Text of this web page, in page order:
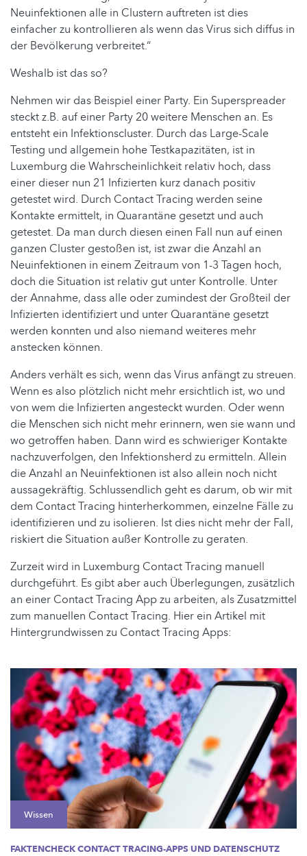
Neuinfektionen alle in Clustern auftreten ist dies
einfacher zu kontrollieren als wenn das Virus sich diffus in
der Bevölkerung verbreitet.“
Weshalb ist das so?
Nehmen wir das Beispiel einer Party. Ein Superspreader
steckt z.B. auf einer Party 20 weitere Menschen an. Es
entsteht ein Infektionscluster. Durch das Large-Scale
Testing und allgemein hohe Testkapazitäten, ist in
Luxemburg die Wahrscheinlichkeit relativ hoch, dass
einer dieser nun 21 Infizierten kurz danach positiv
getestet wird. Durch Contact Tracing werden seine
Kontakte ermittelt, in Quarantäne gesetzt und auch
getestet. Da man durch diesen einen Fall nun auf einen
ganzen Cluster gestoßen ist, ist zwar die Anzahl an
Neuinfektionen in einem Zeitraum von 1-3 Tagen hoch,
doch die Situation ist relativ gut unter Kontrolle. Unter
der Annahme, dass alle oder zumindest der Großteil der
Infizierten identifiziert und unter Quarantäne gesetzt
werden konnten und also niemand weiteres mehr
anstecken können.
Anders verhält es sich, wenn das Virus anfängt zu streuen.
Wenn es also plötzlich nicht mehr ersichtlich ist, wo und
von wem die Infizierten angesteckt wurden. Oder wenn
die Menschen sich nicht mehr erinnern, wen sie wann und
wo getroffen haben. Dann wird es schwieriger Kontakte
nachzuverfolgen, den Infektionsherd zu ermitteln. Allein
die Anzahl an Neuinfektionen ist also allein noch nicht
aussagekräftig. Schlussendlich geht es darum, ob wir mit
dem Contact Tracing hinterherkommen, einzelne Fälle zu
identifizieren und zu isolieren. Ist dies nicht mehr der Fall,
riskiert die Situation außer Kontrolle zu geraten.
Zurzeit wird in Luxemburg Contact Tracing manuell
durchgeführt. Es gibt aber auch Überlegungen, zusätzlich
an einer Contact Tracing App zu arbeiten, als Zusatzmittel
zum manuellen Contact Tracing. Hier ein Artikel mit
Hintergrundwissen zu Contact Tracing Apps:
Wissen
FAKTENCHECK CONTACT TRACING-APPS UND DATENSCHUTZ